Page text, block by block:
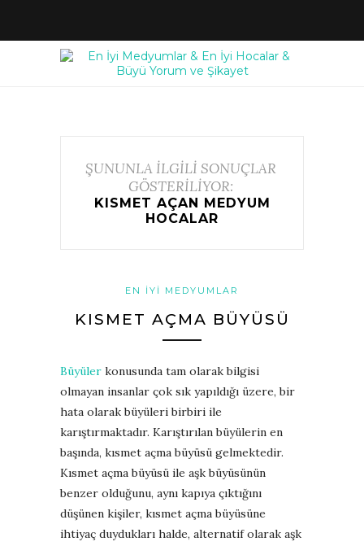
ŞUNUNLA İLGİLİ SONUÇLAR
GÖSTERİLİYOR:
KISMET AÇAN MEDYUM
HOCALAR
EN İYI MEDYUMLAR
KISMET AÇMA BÜYÜSÜ
Büyüler konusunda tam olarak bilgisi
olmayan insanlar çok sık yapıldığı üzere, bir
hata olarak büyüleri birbiri ile
karıştırmaktadır. Karıştırılan büyülerin en
başında, kısmet açma büyüsü gelmektedir.
Kısmet açma büyüsü ile aşk büyüsünün
benzer olduğunu, aynı kapıya çıktığını
düşünen kişiler, kısmet açma büyüsüne
ihtiyaç duydukları halde, alternatif olarak aşk